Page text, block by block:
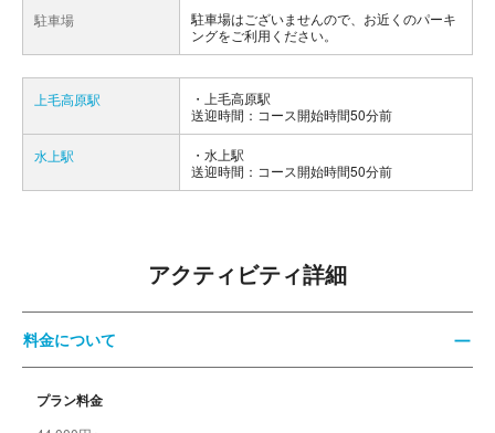
駐車場
駐車場はございませんので、お近くのパーキ
ングをご利用ください。
上毛高原駅
上毛高原駅
送迎時間：コース開始時間50分前
水上駅
水上駅
送迎時間：コース開始時間50分前
アクティビティ詳細
料金について
プラン料金